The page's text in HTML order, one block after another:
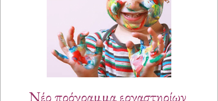
Νέο πρόγραμμα εργαστηρίων